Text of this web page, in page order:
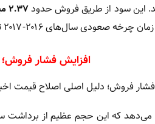
این سود از طریق فروش حدود۲.۳۷ میلیون واحد بیت‌کوین
سال‌های ۲۰۱۶-۲۰۱۷ تاکنون محسوب می‌شود.
افزایش فشار
می‌دهد که این حجم عظیم از برداشت